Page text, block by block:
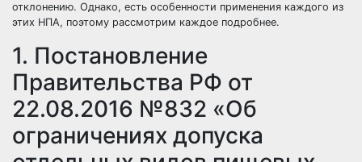
отклонению. Однако, есть особенности применения каждого из
этих НПА, поэтому рассмотрим каждое подробнее.
1. Постановление
Правительства РФ от
22.08.2016 №832 «Об
ограничениях допуска